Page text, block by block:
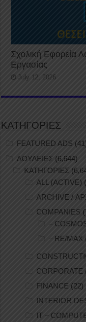
Σχολική Εφορεία
Εργασίας
July 12, 2026
ΚΑΤΗΓΟΡΙΕΣ
FEATURED ADS
ΔΟΥΛΕΙΕΣ (6,644)
ΚΑΤΗΓΟΡΙΕΣ
ALL (ACTIVE)
ARCHIVE /
COMPANIES
–
– RE/MAX
CORPORATE
FINANCE (22)
INTERIOR
IT –